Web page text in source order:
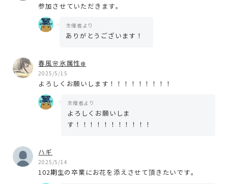
参加させていただきます。
主催者より
ありがとうございます！
春風🌸氷属性❄️
2025/5/15
よろしくお願いします！！！！！！！！！
主催者より
よろしくお願いしま
す！！！！！！！！！！！
ハギ
2025/5/14
102期生の卒業にお花を添えさせて頂きたいです。